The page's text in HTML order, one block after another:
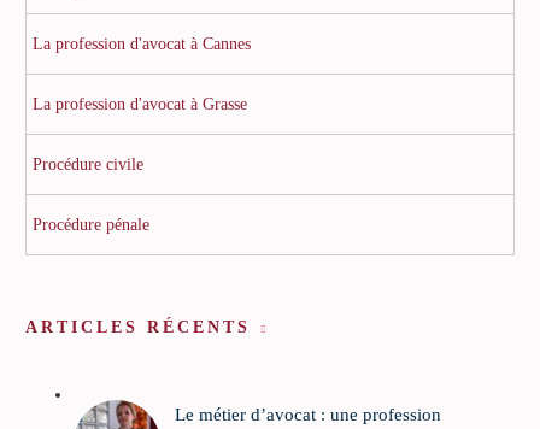
La profession d'avocat à Cannes
La profession d'avocat à Grasse
Procédure civile
Procédure pénale
ARTICLES RÉCENTS
Le métier d’avocat : une profession